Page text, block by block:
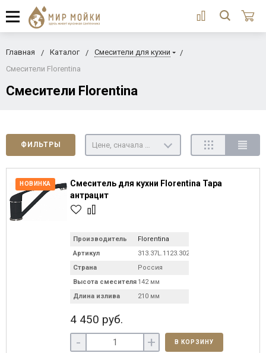
Главная Каталог
Смесители для кухни
Смесители Florentina
Смесители Florentina
ФИЛЬТРЫ Цене, сначала недорогие
НОВИНКА
Смеситель для кухни Florentina Тара
антрацит
Производитель
Florentina
Артикул
313.37L.1123.302
Страна
Россия
Высота смесителя 142 мм
Длина излива
210 мм
4 450 руб.
- + В КОРЗИНУ